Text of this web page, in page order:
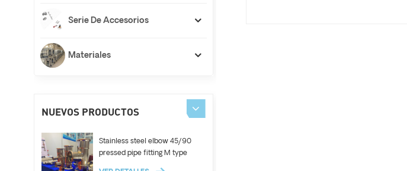
Serie De Accesorios
Materiales
NUEVOS PRODUCTOS
Stainless steel elbow 45/90
pressed pipe fitting M type